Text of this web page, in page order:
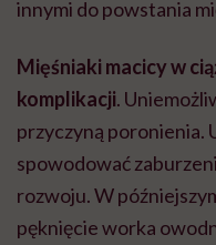
innymi do powstania
Mięśniaki macicy w
komplikacji.
przyczyną poronienia.
spowodować
rozwoju. W
pęknięcie worka